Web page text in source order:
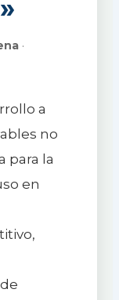
·
a
no
para la
en